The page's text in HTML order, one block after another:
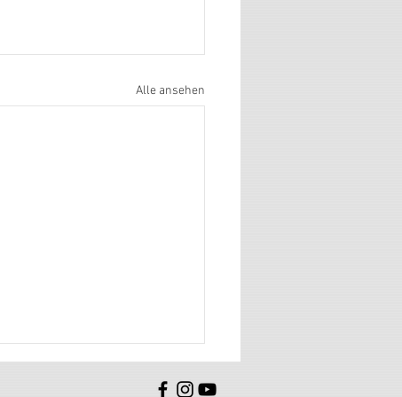
Alle ansehen